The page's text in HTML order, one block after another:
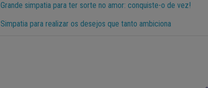
Grande simpatia para ter sorte no amor: conquiste-o de vez!
Simpatia para realizar os desejos que tanto ambiciona​